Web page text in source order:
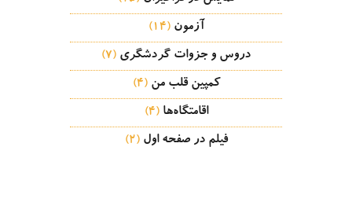
آزمون(14)
دروس و جزوات گردشگری (7)
کمپین قلب من(4)
اقامتگاه‌ها(4)
فیلم در صفحه اول(2)